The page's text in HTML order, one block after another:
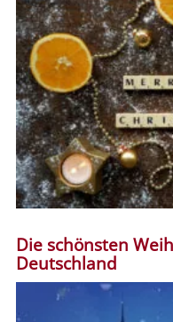
Die schönsten
Deutschland